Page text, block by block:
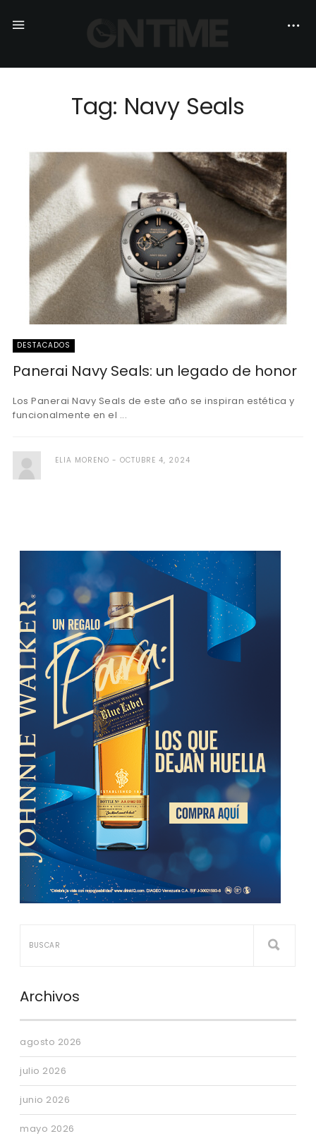
Tag: Navy Seals
DESTACADOS
Panerai Navy Seals: un legado de honor
Los Panerai Navy Seals de este año se inspiran estética y
funcionalmente en el ...
ELIA MORENO OCTUBRE 4, 2024
Archivos
agosto 2026
julio 2026
junio 2026
mayo 2026